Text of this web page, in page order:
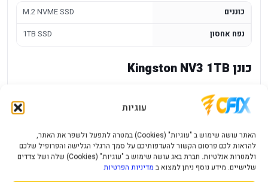
עוגיות
האתר עושה שימוש ב "עוגיות" (Cookies) במטרה לתפעל ולשפר את האתר,
להראות לכם פרסום הקשור להעדפותיכם על סמך הרגלי הגלישה והפרופיל שלכם
ולמטרות אנלטיות. חברת באג עושה שימוש ב "עוגיות" (Cookies) שלה ושל צדדים
שלישיים. מידע נוסף ניתן למצוא ב מדיניות הפרטיות
כוננים
M.2 NVME SSD
נפח אחסון
1TB SSD
כונן Kingston NV3 1TB
בנפח מאוזן.
יתרונות מרכזיים